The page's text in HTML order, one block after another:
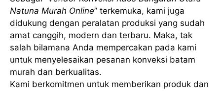
Natuna Murah Online” terkemuka, kami juga
didukung dengan peralatan produksi yang sudah
amat canggih, modern dan terbaru. Maka, tak
salah bilamana Anda mempercakan pada kami
untuk menyelesaikan pesanan konveksi batam
murah dan berkualitas.
Kami berkomitmen untuk memberikan produk dan